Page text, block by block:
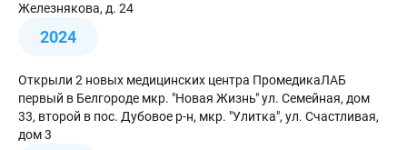
Железнякова, д. 24
2024
Открыли 2 новых медицинских центра ПромедикаЛАБ
первый в Белгороде мкр. "Новая Жизнь" ул. Семейная, дом
33, второй в пос. Дубовое р-н, мкр. "Улитка", ул. Счастливая,
дом 3